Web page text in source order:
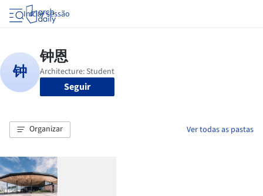
Iniciar sessão
Seguir
Organizar Ver todas as pastas